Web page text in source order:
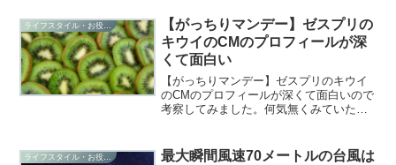
【がっちりマンデー】ゼスプリの
キウイのCMのプロフィールが深
くて面白い
【がっちりマンデー】ゼスプリのキウイ
のCMのプロフィールが深くて面白いので
考察してみました。何気無くみていたプ
ると意外と面白いものです。
ライフスタイル・お役立ち
最大瞬間風速70メートルの台風は